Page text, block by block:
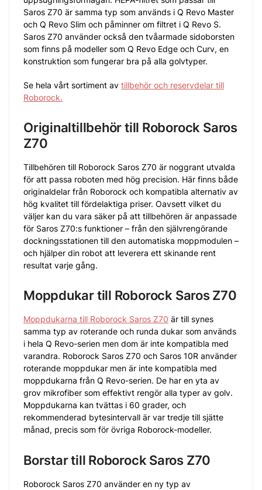
Saros Z70 är samma typ som används i Q Revo Master
och Q Revo Slim och påminner om filtret i Q Revo S.
Saros Z70 använder också den tvåarmade sidoborsten
som finns på modeller som Q Revo Edge och Curv, en
konstruktion som fungerar bra på alla golvtyper.
Se hela vårt sortiment av tillbehör och reservdelar till
Roborock.
Originaltillbehör till Roborock Saros
Z70
Tillbehören till Roborock Saros Z70 är noggrant utvalda
för att passa roboten med hög precision. Här finns både
originaldelar från Roborock och kompatibla alternativ av
hög kvalitet till fördelaktiga priser. Oavsett vilket du
väljer kan du vara säker på att tillbehören är anpassade
för Saros Z70:s funktioner – från den självrengörande
dockningsstationen till den automatiska moppmodulen –
och hjälper din robot att leverera ett skinande rent
resultat varje gång.
Moppdukar till Roborock Saros Z70
Moppdukarna till Roborock Saros Z70 är till synes
samma typ av roterande och runda dukar som används
i hela Q Revo-serien men dom är inte kompatibla med
varandra. Roborock Saros Z70 och Saros 10R använder
roterande moppdukar men är inte kompatibla med
moppdukarna från Q Revo-serien. De har en yta av
grov mikrofiber som effektivt rengör alla typer av golv.
Moppdukarna kan tvättas i 60 grader, och
rekommenderad bytesintervall är var tredje till sjätte
månad, precis som för övriga Roborock-modeller.
Borstar till Roborock Saros Z70
Roborock Saros Z70 använder en ny typ av